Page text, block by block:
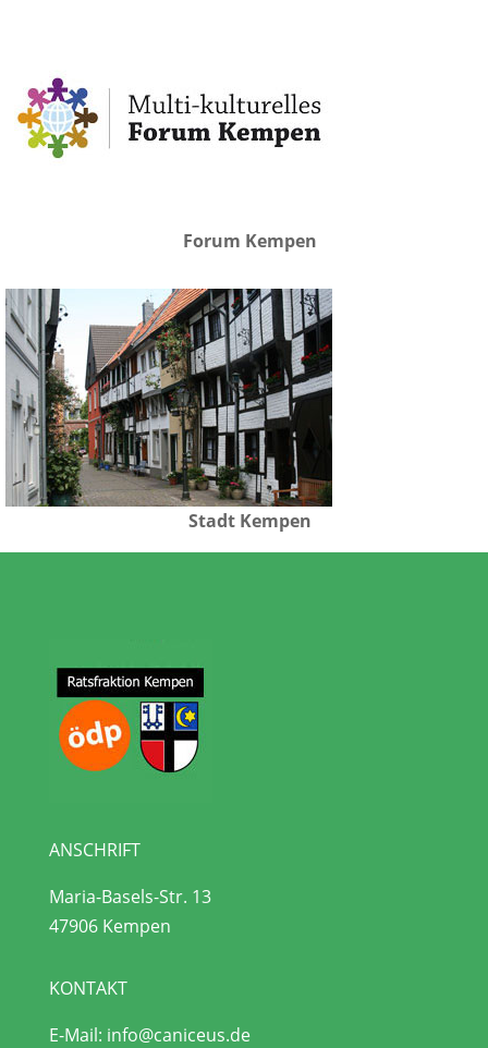
Forum Kempen
Stadt Kempen
ANSCHRIFT
Maria-Basels-Str. 13
47906 Kempen
KONTAKT
E-Mail: info@caniceus.de